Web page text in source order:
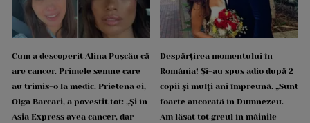
Cum a descoperit Alina Pușcău că
are cancer. Primele semne care
au trimis-o la medic. Prietena ei,
Olga Barcari, a povestit tot: „Și în
Asia Express avea cancer, dar
Despărțirea momentului în
România! Și-au spus adio după 2
copii și mulți ani împreună. „Sunt
foarte ancorată în Dumnezeu.
Am lăsat tot greul în mâinile